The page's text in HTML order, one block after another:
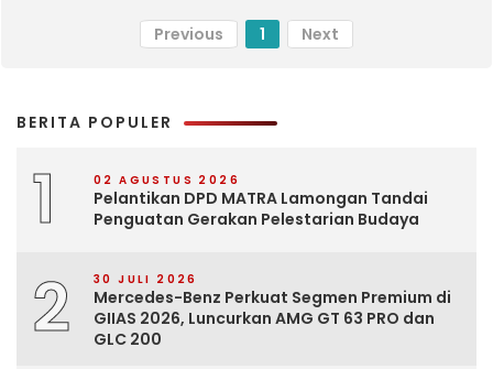
Previous 1 Next
BERITA POPULER
1 02 AGUSTUS 2026
Pelantikan DPD MATRA Lamongan Tandai
Penguatan Gerakan Pelestarian Budaya
2 30 JULI 2026
Mercedes-Benz Perkuat Segmen Premium di
GIIAS 2026, Luncurkan AMG GT 63 PRO dan
GLC 200